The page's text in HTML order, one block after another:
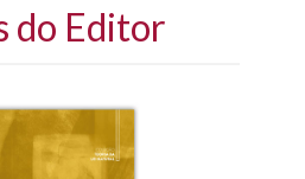
do Editor